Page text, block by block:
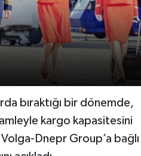
bıraktığı bir dönemde,
kargo kapasitesini
Dnepr Group’a bağlı